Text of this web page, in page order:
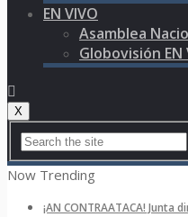
EN VIVO
Asamblea
Globovisión EN
X
Now Trending
¡AN CONTRAATACA!